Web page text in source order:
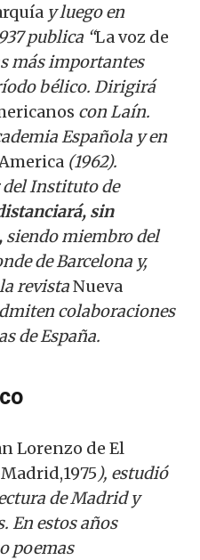
y luego en
publica “La voz de
más importantes
bélico. Dirigirá
con Laín.
Española y en
(1962).
Instituto de
sin
siendo miembro del
de Barcelona y,
revistaNueva
colaboraciones
de España.
Lorenzo de El
), estudió
de Madrid y
En estos años
poemas